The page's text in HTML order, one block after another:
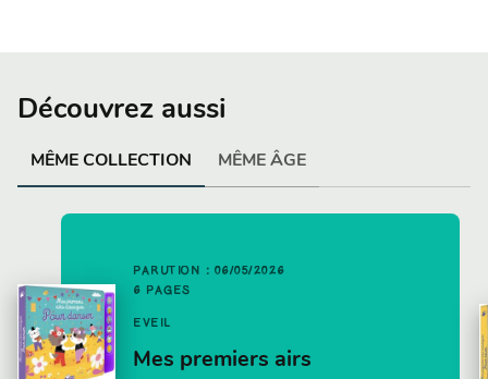
Découvrez aussi
MÊME COLLECTION MÊME ÂGE
PARUTION : 06/05/2026
6 PAGES
EVEIL
Mes premiers airs